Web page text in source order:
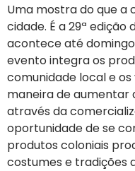
Uma mostra do que a
cidade. É a 29ª edição
acontece até
evento integra os
comunidade local e
maneira de aumentar
através da
oportunidade de se
produtos coloniais
costumes e tradições